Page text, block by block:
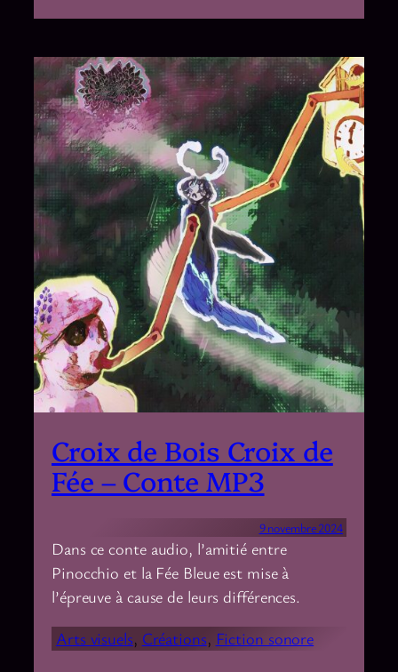
Croix de Bois Croix de
Fée – Conte MP3
9 novembre 2024
Dans ce conte audio, l’amitié entre
Pinocchio et la Fée Bleue est mise à
l’épreuve à cause de leurs différences.
Arts visuels, Créations, Fiction sonore